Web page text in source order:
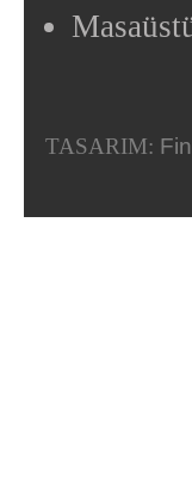
TASARIM: